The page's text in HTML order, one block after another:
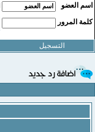
اسم العضو
كلمة المرور
التسجيل